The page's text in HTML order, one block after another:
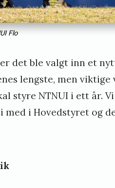
Flo
det ble valgt inn et
lengste, men viktige
styre NTNUI i ett år.
i Hovedstyret og